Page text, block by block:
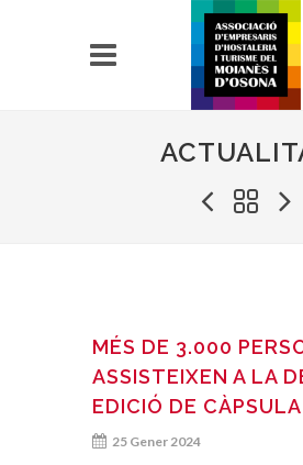
MÉS DE 3.000
ASSISTEIXEN A LA
EDICIÓ DE CÀPSULA
25 Gener 2024